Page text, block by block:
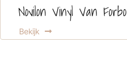
Novilon Vinyl Van Forbo
Bekijk